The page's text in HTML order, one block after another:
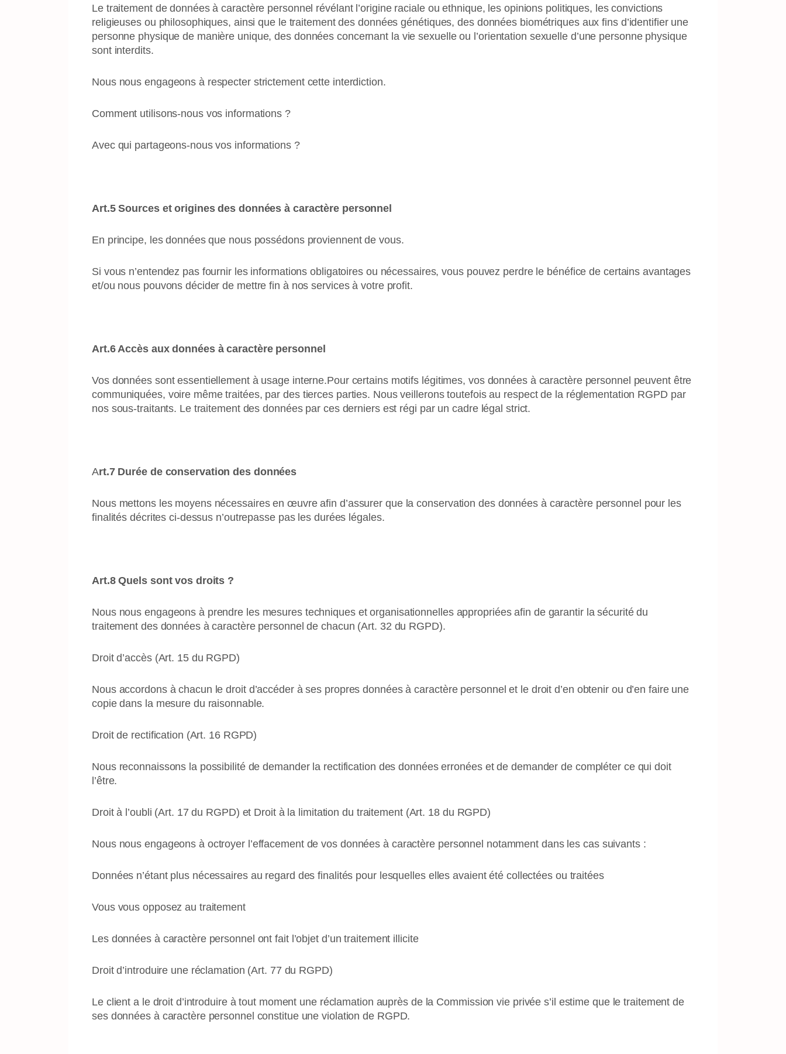
Le traitement de données à caractère personnel révélant l’origine raciale ou ethnique, les opinions politiques, les convictions
religieuses ou philosophiques, ainsi que le traitement des données génétiques, des données biométriques aux fins d’identifier une
personne physique de manière unique, des données concernant la vie sexuelle ou l’orientation sexuelle d’une personne physique
sont interdits.
Nous nous engageons à respecter strictement cette interdiction.
Comment utilisons-nous vos informations ?
Avec qui partageons-nous vos informations ?
Art.5 Sources et origines des données à caractère personnel
En principe, les données que nous possédons proviennent de vous.
Si vous n’entendez pas fournir les informations obligatoires ou nécessaires, vous pouvez perdre le bénéfice de certains avantages
et/ou nous pouvons décider de mettre fin à nos services à votre profit.
Art.6 Accès aux données à caractère personnel
Vos données sont essentiellement à usage interne.Pour certains motifs légitimes, vos données à caractère personnel peuvent être
communiquées, voire même traitées, par des tierces parties. Nous veillerons toutefois au respect de la réglementation RGPD par
nos sous-traitants. Le traitement des données par ces derniers est régi par un cadre légal strict.
Art.7 Durée de conservation des données
Nous mettons les moyens nécessaires en œuvre afin d’assurer que la conservation des données à caractère personnel pour les
finalités décrites ci-dessus n’outrepasse pas les durées légales.
Art.8 Quels sont vos droits ?
Nous nous engageons à prendre les mesures techniques et organisationnelles appropriées afin de garantir la sécurité du
traitement des données à caractère personnel de chacun (Art. 32 du RGPD).
Droit d’accès (Art. 15 du RGPD)
Nous accordons à chacun le droit d’accéder à ses propres données à caractère personnel et le droit d’en obtenir ou d’en faire une
copie dans la mesure du raisonnable.
Droit de rectification (Art. 16 RGPD)
Nous reconnaissons la possibilité de demander la rectification des données erronées et de demander de compléter ce qui doit
l’être.
Droit à l’oubli (Art. 17 du RGPD) et Droit à la limitation du traitement (Art. 18 du RGPD)
Nous nous engageons à octroyer l’effacement de vos données à caractère personnel notamment dans les cas suivants :
Données n’étant plus nécessaires au regard des finalités pour lesquelles elles avaient été collectées ou traitées
Vous vous opposez au traitement
Les données à caractère personnel ont fait l’objet d’un traitement illicite
Droit d’introduire une réclamation (Art. 77 du RGPD)
Le client a le droit d’introduire à tout moment une réclamation auprès de la Commission vie privée s’il estime que le traitement de
ses données à caractère personnel constitue une violation de RGPD.